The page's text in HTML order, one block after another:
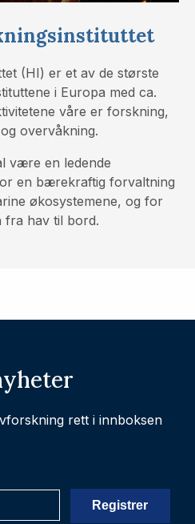
(HI) er et av de største
i Europa med ca.
våre er forskning,
overvåkning.
være en ledende
en bærekraftig forvaltning
økosystemene, og for
fra hav til bord.
rett i innboksen